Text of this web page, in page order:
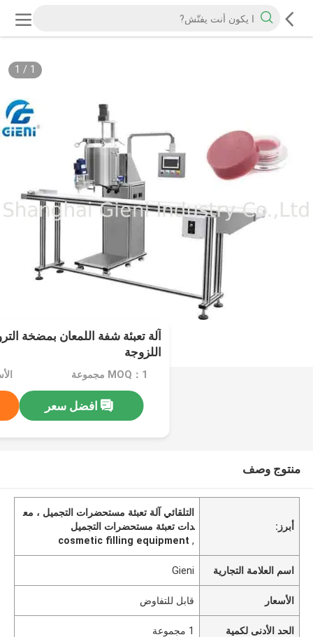
1
/
1
آلة تعبئة شفة اللمعان بمضخة
اللزوجة
MOQ：1 مجموعة
افضل سعر
منتوج وصف
أبرز:
التلقائي آلة تعبئة مستحضرات التجميل ، مع
دات تعبئة مستحضرات التجميل
,
cosmetic filling equipment
اسم العلامة التجارية Gieni
الأسعار قابل للتفاوض
الحد الأدنى لكمية 1 مجموعة